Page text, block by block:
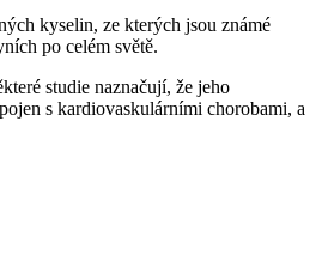
kyselin, ze kterých jsou známé
po celém světě.
studie naznačují, že jeho
s kardiovaskulárními chorobami, a